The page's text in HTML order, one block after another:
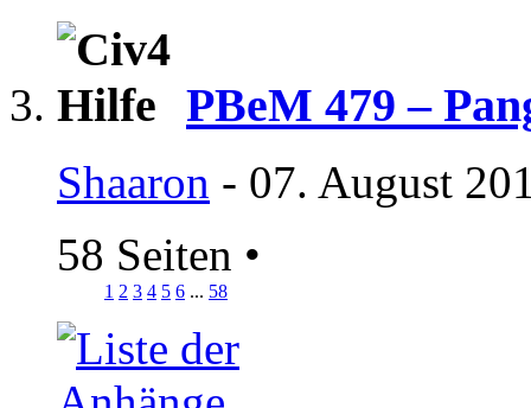
PBeM 479 –
Shaaron - 07. August
58 Seiten •
1 2 3 4 5 6 ... 58